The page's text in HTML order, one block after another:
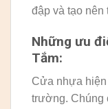
đập và tạo nên
Những ưu
Tắm:
Cửa nhựa
trường. Chúng